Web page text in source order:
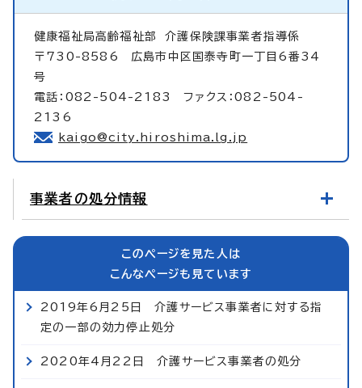
健康福祉局高齢福祉部介護保険課事業者指導係
〒730-8586 広島市中区国泰寺町一丁目6番34
号
電話：082-504-2183 ファクス：082-504-
2136
kaigo@city.hiroshima.lg.jp
事業者の処分情報
このページを見た人は
こんなページも見ています
2019年6月25日 介護サービス事業者に対する指
定の一部の効力停止処分
2020年4月22日 介護サービス事業者の処分